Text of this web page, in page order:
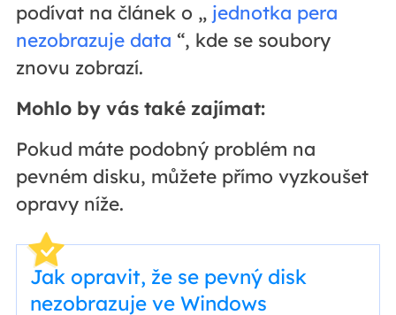
podívat na článek o „ jednotka pera
nezobrazuje data “, kde se soubory
znovu zobrazí.
Mohlo by vás také zajímat:
Pokud máte podobný problém na
pevném disku, můžete přímo vyzkoušet
opravy níže.
Jak opravit, že se pevný disk
nezobrazuje ve Windows